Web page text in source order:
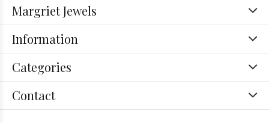
Margriet Jewels
Information
Categories
Contact